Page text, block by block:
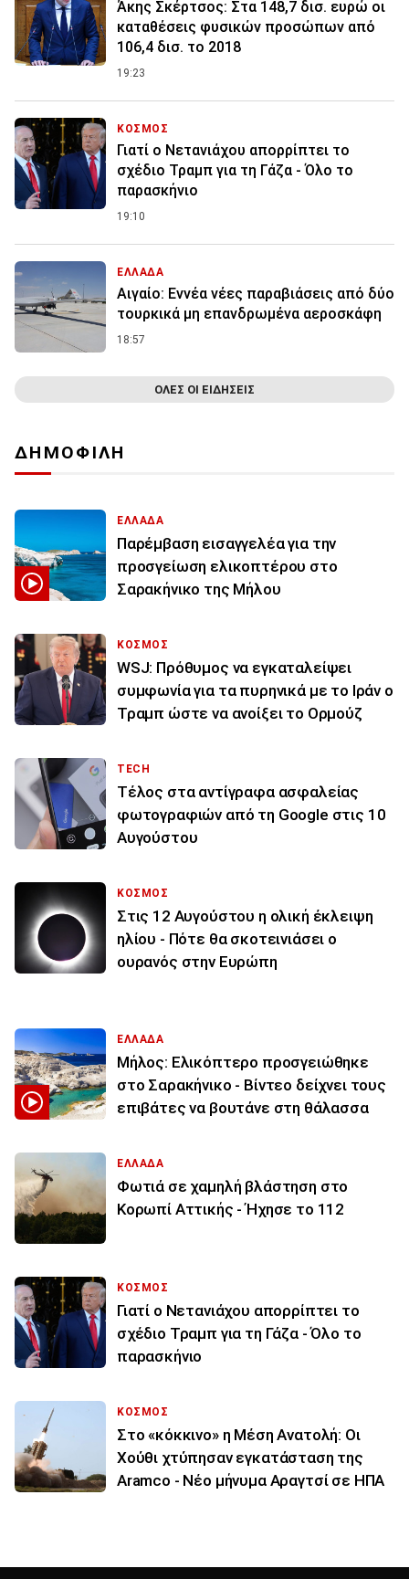
Άκης Σκέρτσος: Στα 148,7 δισ. ευρώ οι
καταθέσεις φυσικών προσώπων από
106,4 δισ. το 2018
19:23
ΚΟΣΜΟΣ
Γιατί ο Νετανιάχου απορρίπτει το
σχέδιο Τραμπ για τη Γάζα - Όλο το
παρασκήνιο
19:10
ΕΛΛΑΔΑ
Αιγαίο: Εννέα νέες παραβιάσεις από δύο
τουρκικά μη επανδρωμένα αεροσκάφη
18:57
ΟΛΕΣ ΟΙ ΕΙΔΗΣΕΙΣ
ΔΗΜΟΦΙΛΗ
ΕΛΛΑΔΑ
Παρέμβαση εισαγγελέα για την
προσγείωση ελικοπτέρου στο
Σαρακήνικο της Μήλου
ΚΟΣΜΟΣ
WSJ: Πρόθυμος να εγκαταλείψει
συμφωνία για τα πυρηνικά με το Ιράν ο
Τραμπ ώστε να ανοίξει το Ορμούζ
TECH
Τέλος στα αντίγραφα ασφαλείας
φωτογραφιών από τη Google στις 10
Αυγούστου
ΚΟΣΜΟΣ
Στις 12 Αυγούστου η ολική έκλειψη
ηλίου - Πότε θα σκοτεινιάσει ο
ουρανός στην Ευρώπη
ΕΛΛΑΔΑ
Μήλος: Ελικόπτερο προσγειώθηκε
στο Σαρακήνικο - Βίντεο δείχνει τους
επιβάτες να βουτάνε στη θάλασσα
ΕΛΛΑΔΑ
Φωτιά σε χαμηλή βλάστηση στο
Κορωπί Αττικής - Ήχησε το 112
ΚΟΣΜΟΣ
Γιατί ο Νετανιάχου απορρίπτει το
σχέδιο Τραμπ για τη Γάζα - Όλο το
παρασκήνιο
ΚΟΣΜΟΣ
Στο «κόκκινο» η Μέση Ανατολή: Οι
Χούθι χτύπησαν εγκατάσταση της
Aramco - Νέο μήνυμα Αραγτσί σε ΗΠΑ